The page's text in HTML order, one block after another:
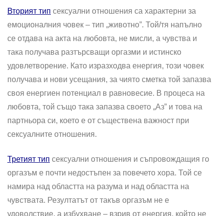
Вторият тип сексуални отношения са характерни за
емоционалния човек – тип „животно”. Той/тя напълно
се отдава на акта на любовта, не мисли, а чувства и
така получава разтърсващи оргазми и истинско
удовлетворение. Като изразходва енергия, този човек
получава и нови усещания, за чиято сметка той запазва
своя енергиен потенциал в равновесие. В процеса на
любовта, той също така запазва своето „Аз” и това на
партньора си, което е от съществена важност при
сексуалните отношения.
Третият тип сексуални отношения и съпровождащия го
оргазъм е почти недостъпен за повечето хора. Той се
намира над областта на разума и над областта на
чувствата. Резултатът от такъв оргазъм не е
удоволствие, а избухване – взрив от енергия, който не